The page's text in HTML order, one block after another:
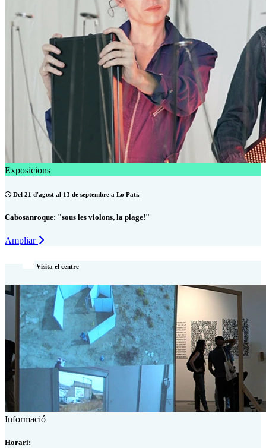
Exposicions
Del 21 d'agost al 13 de septembre a Lo Pati.
Cabosanroque: "sous les violons, la plage!"
Ampliar
Visita el centre
Informació
Horari: